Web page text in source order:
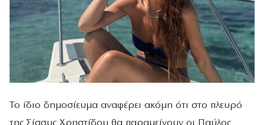
Το ίδιο δημοσίευμα αναφέρει ακόμη ότι στο πλευρό